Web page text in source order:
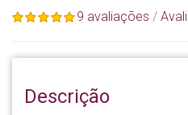
9 avaliações /
Descrição